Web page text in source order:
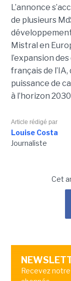
L’annonce
de plusieurs
Mistral en
l’expansion
français de
puissance de
à l’horizon
Article rédigé par
Louise Costa
Journaliste
Cet
Recevez